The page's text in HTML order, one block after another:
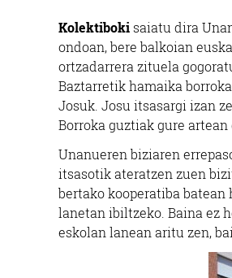
Kolektiboki saiatu dira
ondoan, bere balkoian
ortzadarrera zituela
Baztarretik hamaika
Josuk. Josu itsasargi izan
Borroka guztiak gure artean
Unanueren biziaren
itsasotik ateratzen zuen
bertako kooperatiba batean
lanetan ibiltzeko. Baina ez
eskolan lanean aritu zen,